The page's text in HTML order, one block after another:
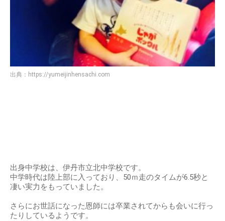
出典： https://yumeijinhensachi.com
出身中学校は、伊丹市立北中学校です。
中学時代は陸上部に入っており、50ｍ走のタイムが6.5秒と
凄い実力をもっていました。
さらにお世話になった恩師には卒業されてからも会いに行っ
たりしているようです。